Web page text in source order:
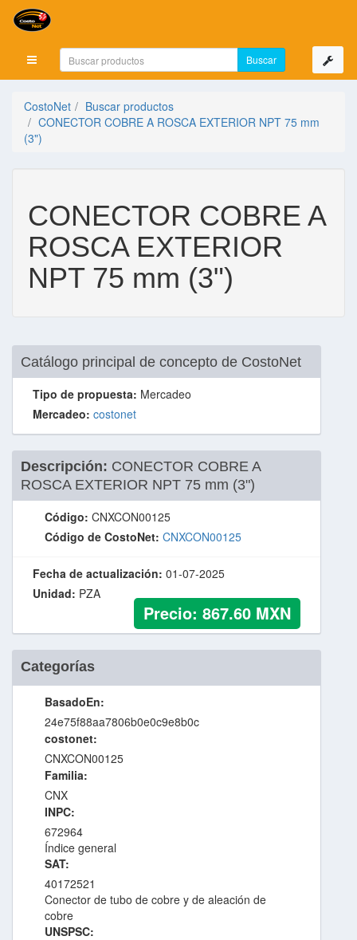
Mostrar menú
CostoNet
Buscar productos
CONECTOR COBRE A ROSCA EXTERIOR NPT 75 mm
(3")
CONECTOR COBRE A
ROSCA EXTERIOR
NPT 75 mm (3")
Catálogo principal de concepto de CostoNet
Tipo de propuesta: Mercadeo
Mercadeo: costonet
Descripción: CONECTOR COBRE A
ROSCA EXTERIOR NPT 75 mm (3")
Código: CNXCON00125
Código de CostoNet: CNXCON00125
Fecha de actualización: 01-07-2025
Unidad: PZA
Precio: 867.60 MXN
Categorías
BasadoEn:
24e75f88aa7806b0e0c9e8b0c
costonet:
CNXCON00125
Familia:
CNX
INPC:
672964
Índice general
SAT:
40172521
Conector de tubo de cobre y de aleación de
cobre
UNSPSC: